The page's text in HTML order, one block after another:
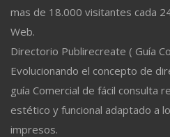
mas de 18.000 visitantes cada
Web.
Directorio Publirecreate ( Guía
Evolucionando el concepto de
guía Comercial de fácil consulta
estético y funcional adaptado a
impresos.